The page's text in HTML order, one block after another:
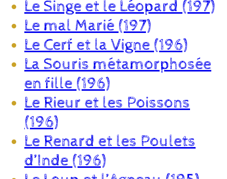
Le Singe et le Léopard (197)
Le mal Marié (197)
Le Cerf et la Vigne (196)
La Souris métamorphosée
en fille (196)
Le Rieur et les Poissons
(196)
Le Renard et les Poulets
d’Inde (196)